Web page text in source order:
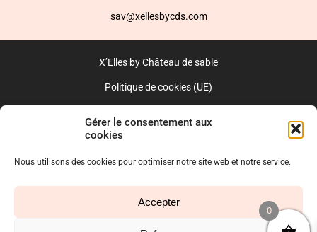
Gérer le consentement aux
cookies
Nous utilisons des cookies pour optimiser notre site web et notre service.
Accepter
sav@xellesbycds.com
X’Elles by Château de sable
Politique de cookies (UE)
Réalisé par l’agence web :
0